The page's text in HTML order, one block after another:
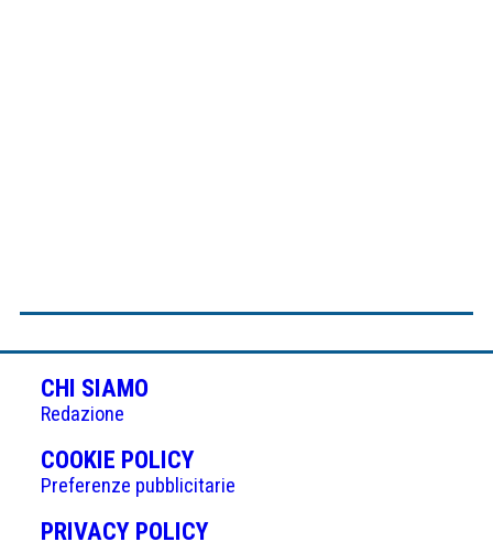
CHI SIAMO
Redazione
COOKIE POLICY(APRE
IN
UNA
Preferenze pubblicitarie
PRIVACY POLICY(APRE